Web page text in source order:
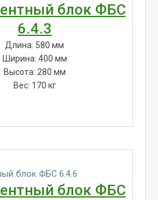
блок ФБС
6.4.3
Длина: 580 мм
Ширина: 400 мм
Высота: 280 мм
Вес: 170 кг
блок ФБС